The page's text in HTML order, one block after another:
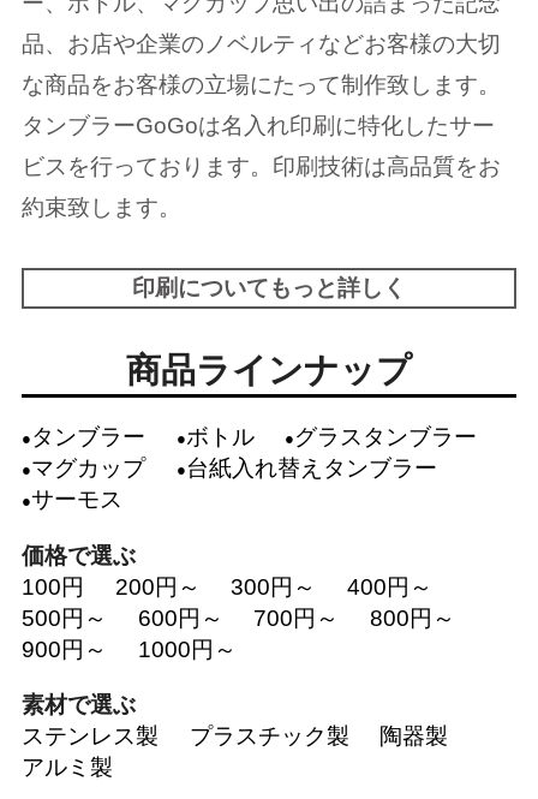
品、お店や企業のノベルティなどお客様の大切
な商品をお客様の立場にたって制作致します。
タンブラーGoGoは名入れ印刷に特化したサー
ビスを行っております。印刷技術は高品質をお
約束致します。
印刷についてもっと詳しく
商品ラインナップ
タンブラー ボトル
グラスタンブラー
マグカップ
台紙入れ替えタンブラー
サーモス
価格で選ぶ
100円
200円～ 300円～
400円～
500円～
600円～ 700円～
800円～
900円～
1000円～
素材で選ぶ
ステンレス製
プラスチック製
陶器製
アルミ製